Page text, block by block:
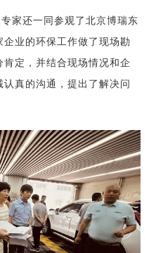
家还一同参观了北京博瑞东
业的环保工作做了现场勘
定，并结合现场情况和企
真的沟通，提出了解决问